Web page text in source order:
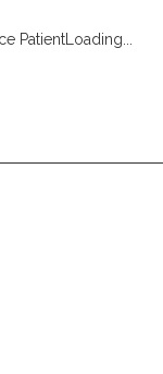
PatientLoading...